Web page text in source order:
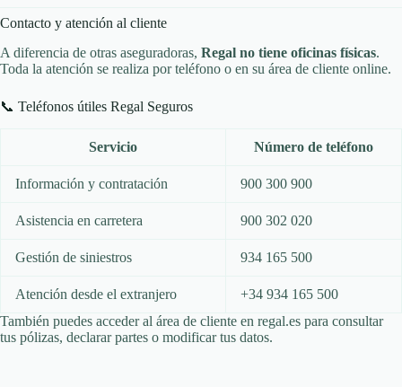
Contacto y atención al cliente
A diferencia de otras aseguradoras, Regal no tiene oficinas físicas.
Toda la atención se realiza por teléfono o en su área de cliente online.
📞 Teléfonos útiles Regal Seguros
Servicio Número de teléfono
Información y contratación 900 300 900
Asistencia en carretera 900 302 020
Gestión de siniestros 934 165 500
Atención desde el extranjero
+34 934 165 500
También puedes acceder al área de cliente en regal.es para consultar
tus pólizas, declarar partes o modificar tus datos.